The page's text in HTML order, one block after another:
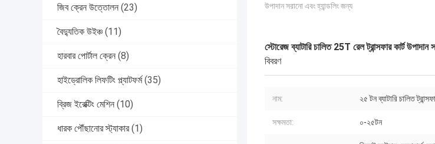
জিব ক্রেন উত্তোলন (23)
বৈদ্যুতিক উইঞ্চ (11)
হারবার পোর্টাল ক্রেন (8)
হাইড্রোলিক লিফটিং প্ল্যাটফর্ম (35)
ব্রিজ ইরেক্টিং মেশিন (10)
ধারক পৌঁছানোর স্ট্যাকার (1)
উপাদান সরানো এবং হ্যান্ডলিং জন্য
স্টোরেজ ব্যাটারি চালিত 25T রেল ট্রান্সফার কার্ট উপাদান
বিবরণ
নাম: ২৫ টন ব্যাটারি চালিত
সক্ষমতা: ০-২৫টন